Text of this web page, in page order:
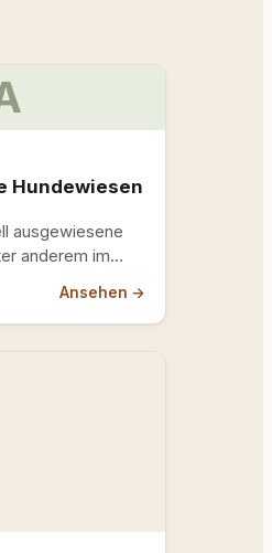
Hundewiesen
ausgewiesene
anderem im
und im
Ansehen →